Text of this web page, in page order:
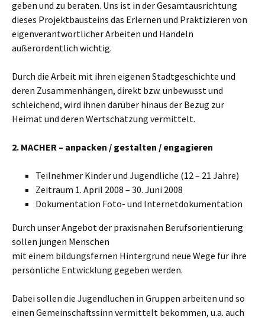
geben und zu beraten. Uns ist in der Gesamtausrichtung
dieses Projektbausteins das Erlernen und Praktizieren von
eigenverantwortlicher Arbeiten und Handeln
außerordentlich wichtig.
Durch die Arbeit mit ihren eigenen Stadtgeschichte und
deren Zusammenhängen, direkt bzw. unbewusst und
schleichend, wird ihnen darüber hinaus der Bezug zur
Heimat und deren Wertschätzung vermittelt.
2. MACHER – anpacken / gestalten / engagieren
Teilnehmer Kinder und Jugendliche (12 – 21 Jahre)
Zeitraum 1. April 2008 – 30. Juni 2008
Dokumentation Foto- und Internetdokumentation
Durch unser Angebot der praxisnahen Berufsorientierung
sollen jungen Menschen
mit einem bildungsfernen Hintergrund neue Wege für ihre
persönliche Entwicklung gegeben werden.
Dabei sollen die Jugendluchen in Gruppen arbeiten und so
einen Gemeinschaftssinn vermittelt bekommen, u.a. auch